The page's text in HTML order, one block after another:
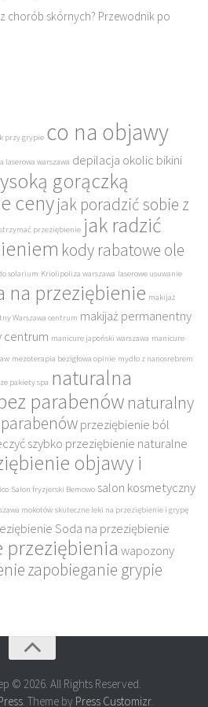
chorób skórnych? Przewodnik po
przy grypie co na objawy
laserowa warszawa depilacja okolic bikini
gorączką
cenyjak poradzić sobie z
przeziębienie jak radzić
kody rabatowe ole
solarium Kriolipoliza warszawa laserowe usuwanie
na przeziębienie makijaż
Warszawa centrum makijaż permanentny
centrum manicure japoński warszawa manicure
mezoterapia bezigłowa opinie mydło z nanosrebrem
pakiety spa naturalna
parabenów naturalny
przeziębienie ból
szybko przeziębienie naturalne
objawy i
Salon fryzjerski Bemowo salon kosmetyczny
mokotów skuteczne leki na przeziębienie i grypę
Soda na przeziębienie
przeziębienia wapozony
zapobieganie grypie
© 2026. All Rights Reserved.
. Theme by Press Customizr.